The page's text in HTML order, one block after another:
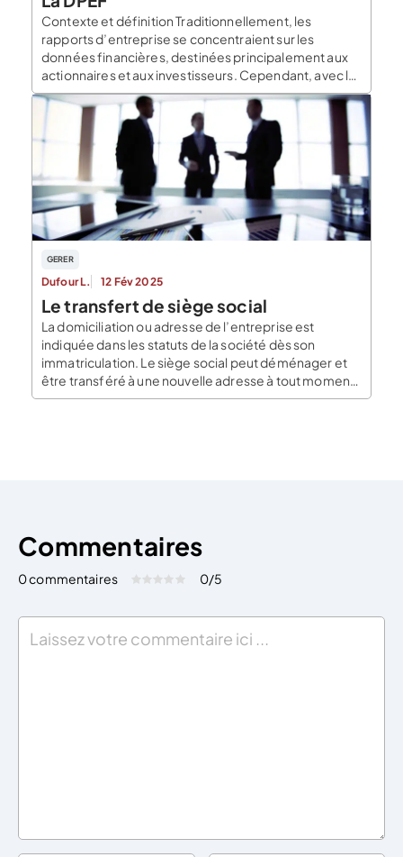
Contexte et définition Traditionnellement, les
rapports d’entreprise se concentraient sur les
données financières, destinées principalement aux
actionnaires et aux investisseurs. Cependant, avec la
prise de conscience croissante que les activités des
entreprises ont des conséquences non seulement
économiques et financières, mais aussi sociales et
environnementales, l’idée de publier des
informations non financières a gagné en […]
GERER
Dufour L. 12 Fév 2025
Le transfert de siège social
La domiciliation ou adresse de l’entreprise est
indiquée dans les statuts de la société dès son
immatriculation. Le siège social peut déménager et
être transféré à une nouvelle adresse à tout moment.
Le changement du siège social nécessite une
Commentaires
0 commentaires Évaluez cet article:
0/5